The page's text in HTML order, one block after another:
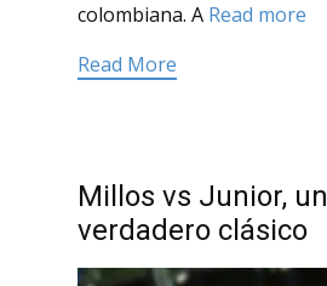
colombiana. A Read more
Read More
Millos vs Junior, un
verdadero clásico